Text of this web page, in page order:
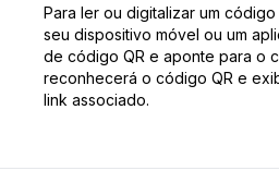
Para ler ou digitalizar um
seu dispositivo móvel ou um
de código QR e aponte para o
reconhecerá o código QR e
link associado.